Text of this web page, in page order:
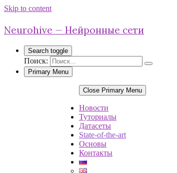
Skip to content
Neurohive — Нейронные сети
Search toggle
Поиск:
Primary Menu
Close Primary Menu
Новости
Туториалы
Датасеты
State-of-the-art
Основы
Контакты